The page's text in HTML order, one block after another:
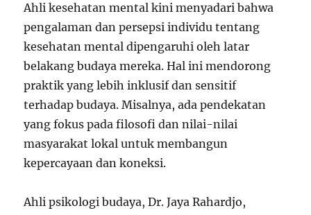
Ahli kesehatan mental kini menyadari bahwa
pengalaman dan persepsi individu tentang
kesehatan mental dipengaruhi oleh latar
belakang budaya mereka. Hal ini mendorong
praktik yang lebih inklusif dan sensitif
terhadap budaya. Misalnya, ada pendekatan
yang fokus pada filosofi dan nilai-nilai
masyarakat lokal untuk membangun
kepercayaan dan koneksi.
Ahli psikologi budaya, Dr. Jaya Rahardjo,